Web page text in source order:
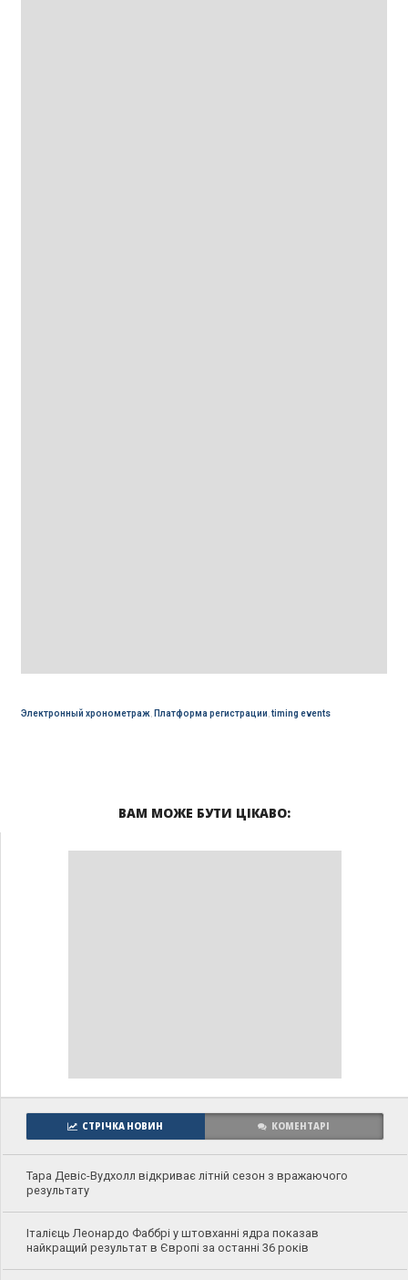
Электронный хронометраж, Платформа регистрации,timing events
ВАМ МОЖЕ БУТИ ЦІКАВО:
СТРІЧКА НОВИН КОМЕНТАРІ
Тара Девіс-Вудхолл відкриває літній сезон з вражаючого
результату
Італієць Леонардо Фаббрі у штовханні ядра показав
найкращий результат в Європі за останні 36 років